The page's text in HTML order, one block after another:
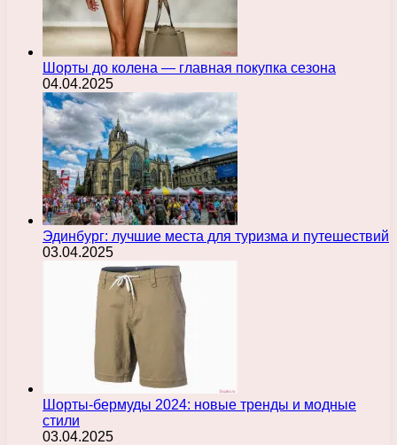
Шорты до колена — главная покупка сезона
04.04.2025
Эдинбург: лучшие места для туризма и путешествий
03.04.2025
Шорты-бермуды 2024: новые тренды и модные
стили
03.04.2025